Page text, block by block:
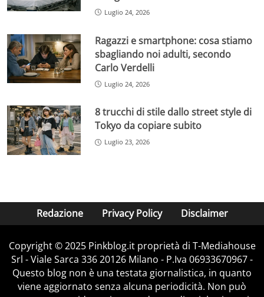
Luglio 24, 2026
Ragazzi e smartphone: cosa stiamo
sbagliando noi adulti, secondo
Carlo Verdelli
Luglio 24, 2026
8 trucchi di stile dallo street style di
Tokyo da copiare subito
Luglio 23, 2026
Redazione Privacy Policy Disclaimer
Copyright © 2025 Pinkblog.it proprietà di T-Mediahouse
Srl - Viale Sarca 336 20126 Milano - P.Iva 06933670967 -
Questo blog non è una testata giornalistica, in quanto
viene aggiornato senza alcuna periodicità. Non può